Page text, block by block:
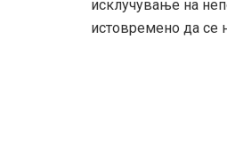
исклучување на
истовремено да се